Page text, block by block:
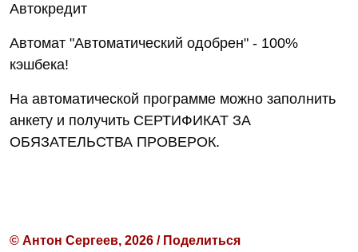
Автокредит
Автомат "Автоматический одобрен" - 100%
кэшбека!
На автоматической программе можно заполнить
анкету и получить СЕРТИФИКАТ ЗА
ОБЯЗАТЕЛЬСТВА ПРОВЕРОК.
© Антон Сергеев, 2026 / Поделиться